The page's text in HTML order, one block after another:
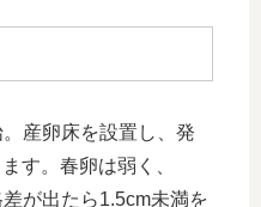
産卵床を設置し、発
す。春卵は弱く、
が出たら1.5cm未満を